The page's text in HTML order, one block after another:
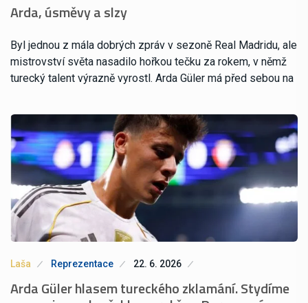
Arda, úsměvy a slzy
Byl jednou z mála dobrých zpráv v sezoně Real Madridu, ale
mistrovství světa nasadilo hořkou tečku za rokem, v němž
turecký talent výrazně vyrostl. Arda Güler má před sebou na
Laša Reprezentace 22. 6. 2026
Arda Güler hlasem tureckého zklamání. Stydíme